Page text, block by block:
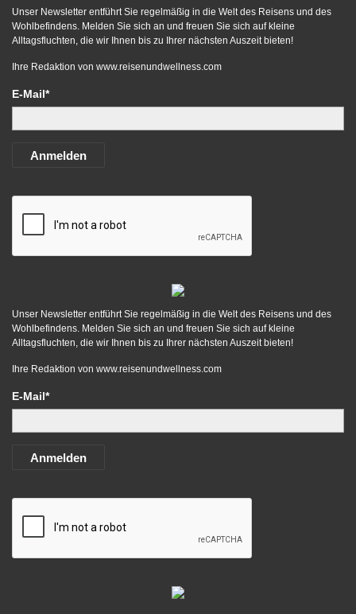
Unser Newsletter entführt Sie regelmäßig in die Welt des Reisens und des
Wohlbefindens. Melden Sie sich an und freuen Sie sich auf kleine
Alltagsfluchten, die wir Ihnen bis zu Ihrer nächsten Auszeit bieten!
Ihre Redaktion von www.reisenundwellness.com
E-Mail*
Anmelden
Unser Newsletter entführt Sie regelmäßig in die Welt des Reisens und des
Wohlbefindens. Melden Sie sich an und freuen Sie sich auf kleine
Alltagsfluchten, die wir Ihnen bis zu Ihrer nächsten Auszeit bieten!
Ihre Redaktion von www.reisenundwellness.com
E-Mail*
Anmelden